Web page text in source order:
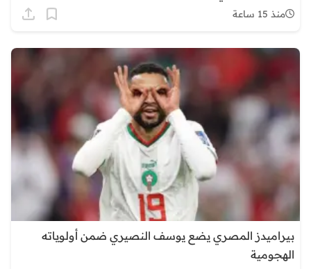
منذ 15 ساعة
بيراميدز المصري يضع يوسف النصيري ضمن أولوياته
الهجومية